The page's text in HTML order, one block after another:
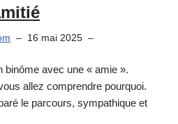
16 mai 2025
binôme avec une « amie ».
allez comprendre pourquoi.
le parcours, sympathique et